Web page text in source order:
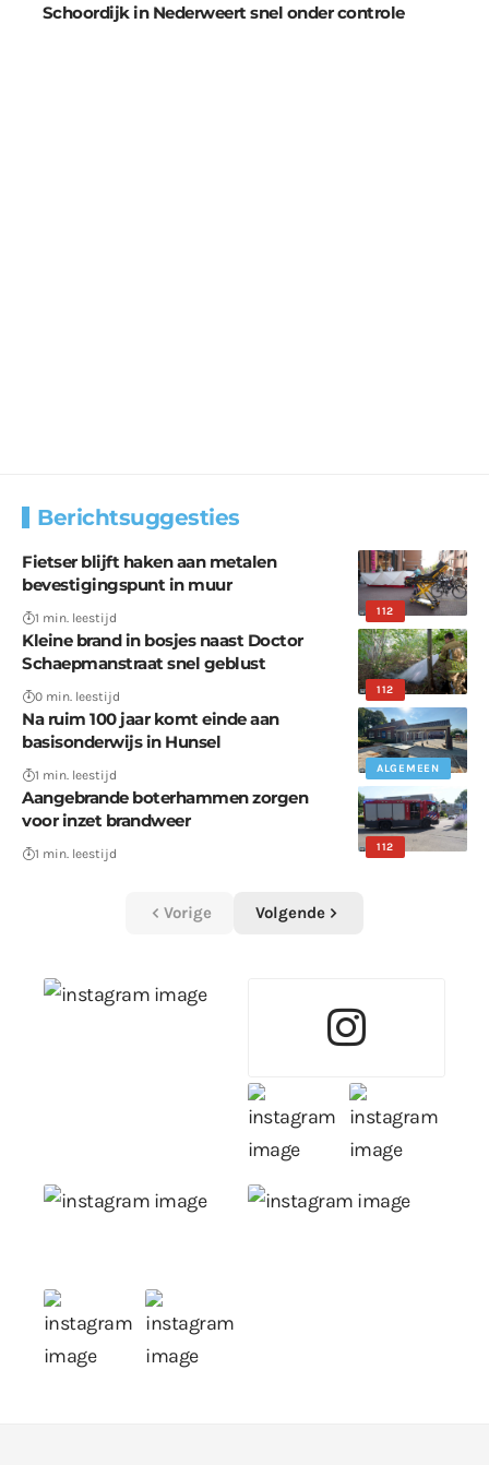
Schoordijk in Nederweert snel onder controle
Berichtsuggesties
112
Fietser blijft haken aan metalen
bevestigingspunt in muur
1 min. leestijd
112
Kleine brand in bosjes naast Doctor
Schaepmanstraat snel geblust
0 min. leestijd
ALGEMEEN
Na ruim 100 jaar komt einde aan
basisonderwijs in Hunsel
1 min. leestijd
112
Aangebrande boterhammen zorgen
voor inzet brandweer
1 min. leestijd
Vorige Volgende